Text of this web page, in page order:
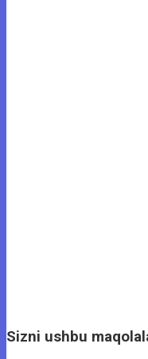
Sizni ushbu